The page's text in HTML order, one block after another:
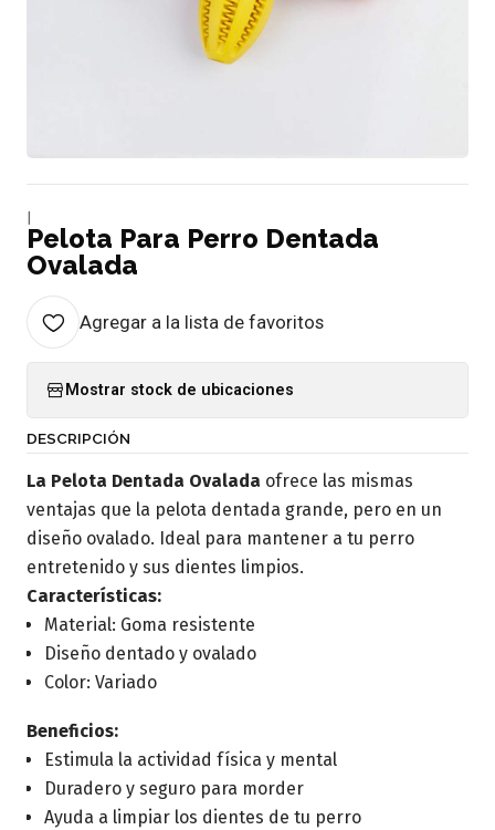
Pelota Para Perro Dentada
Ovalada
Agregar a la lista de favoritos
Mostrar stock de ubicaciones
DESCRIPCIÓN
La Pelota Dentada Ovalada ofrece las mismas
ventajas que la pelota dentada grande, pero en un
diseño ovalado. Ideal para mantener a tu perro
entretenido y sus dientes limpios.
Características:
Material: Goma resistente
Diseño dentado y ovalado
Color: Variado
Beneficios:
Estimula la actividad física y mental
Duradero y seguro para morder
Ayuda a limpiar los dientes de tu perro